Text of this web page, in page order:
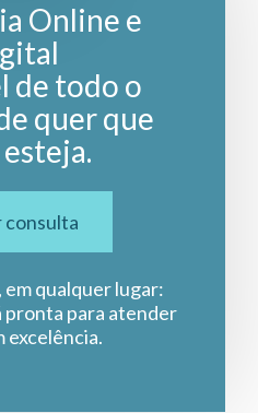
Online e
de todo o
quer que
consulta
qualquer lugar:
pronta para atender
excelência.